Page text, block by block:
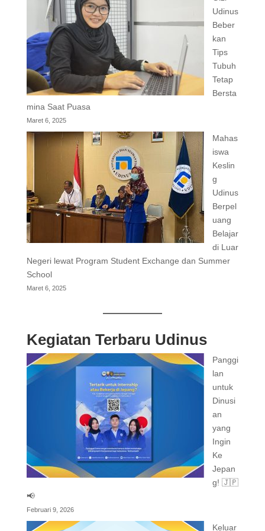
Udinus
Beber
kan
Tips
Tubuh
Tetap
Bersta
mina Saat Puasa
Maret 6, 2025
Mahas
iswa
Keslin
g
Udinus
Berpel
uang
Belajar
di Luar
Negeri lewat Program Student Exchange dan Summer
School
Maret 6, 2025
Kegiatan Terbaru Udinus
Panggi
lan
untuk
Dinusi
an
yang
Ingin
Ke
Jepan
g! 🇯🇵
📢
Februari 9, 2026
Keluar